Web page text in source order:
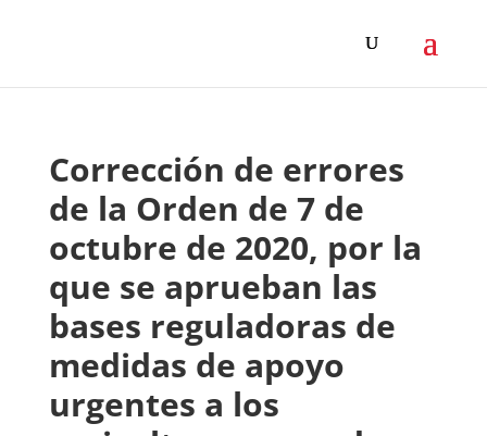
Corrección de errores
de la Orden de 7 de
octubre de 2020, por la
que se aprueban las
bases reguladoras de
medidas de apoyo
urgentes a los